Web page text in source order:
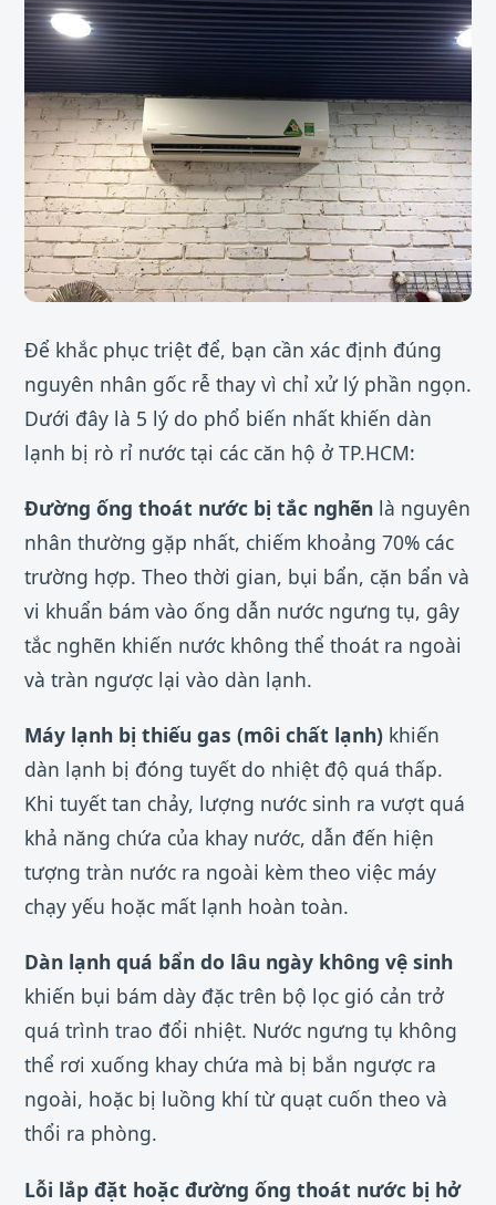
Để khắc phục triệt để, bạn cần xác định đúng
nguyên nhân gốc rễ thay vì chỉ xử lý phần ngọn.
Dưới đây là 5 lý do phổ biến nhất khiến dàn
lạnh bị rò rỉ nước tại các căn hộ ở TP.HCM:
Đường ống thoát nước bị tắc nghẽn là nguyên
nhân thường gặp nhất, chiếm khoảng 70% các
trường hợp. Theo thời gian, bụi bẩn, cặn bẩn và
vi khuẩn bám vào ống dẫn nước ngưng tụ, gây
tắc nghẽn khiến nước không thể thoát ra ngoài
và tràn ngược lại vào dàn lạnh.
Máy lạnh bị thiếu gas (môi chất lạnh) khiến
dàn lạnh bị đóng tuyết do nhiệt độ quá thấp.
Khi tuyết tan chảy, lượng nước sinh ra vượt quá
khả năng chứa của khay nước, dẫn đến hiện
tượng tràn nước ra ngoài kèm theo việc máy
chạy yếu hoặc mất lạnh hoàn toàn.
Dàn lạnh quá bẩn do lâu ngày không vệ sinh
khiến bụi bám dày đặc trên bộ lọc gió cản trở
quá trình trao đổi nhiệt. Nước ngưng tụ không
thể rơi xuống khay chứa mà bị bắn ngược ra
ngoài, hoặc bị luồng khí từ quạt cuốn theo và
thổi ra phòng.
Lỗi lắp đặt hoặc đường ống thoát nước bị hở